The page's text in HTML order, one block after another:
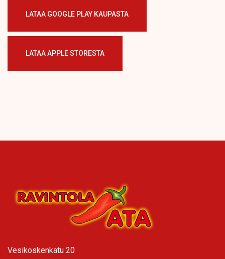
LATAA GOOGLE PLAY KAUPASTA
LATAA APPLE STORESTA
Vesikoskenkatu 20